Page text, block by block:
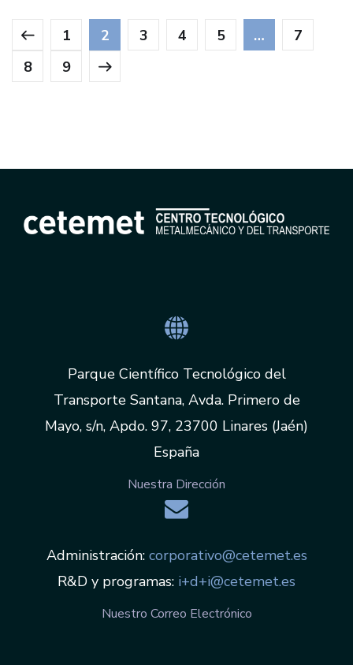
1 2 3 4 5 …
7
8
9
Parque Científico Tecnológico del
Transporte Santana, Avda. Primero de
Mayo, s/n, Apdo. 97, 23700 Linares (Jaén)
España
Nuestra Dirección
Administración: corporativo@cetemet.es
R&D y programas: i+d+i@cetemet.es
Nuestro Correo Electrónico